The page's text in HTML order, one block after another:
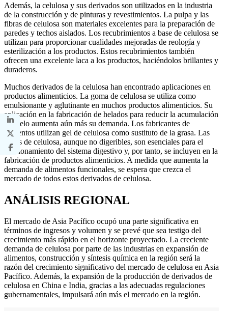
Además, la celulosa y sus derivados son utilizados en la industria
de la construcción y de pinturas y revestimientos. La pulpa y las
fibras de celulosa son materiales excelentes para la preparación de
paredes y techos aislados. Los recubrimientos a base de celulosa se
utilizan para proporcionar cualidades mejoradas de reología y
esterilización a los productos. Estos recubrimientos también
ofrecen una excelente laca a los productos, haciéndolos brillantes y
duraderos.
Muchos derivados de la celulosa han encontrado aplicaciones en
productos alimenticios. La goma de celulosa se utiliza como
emulsionante y aglutinante en muchos productos alimenticios. Su
aplicación en la fabricación de helados para reducir la acumulación
de hielo aumenta aún más su demanda. Los fabricantes de
alimentos utilizan gel de celulosa como sustituto de la grasa. Las
fibras de celulosa, aunque no digeribles, son esenciales para el
funcionamiento del sistema digestivo y, por tanto, se incluyen en la
fabricación de productos alimenticios. A medida que aumenta la
demanda de alimentos funcionales, se espera que crezca el
mercado de todos estos derivados de celulosa.
ANÁLISIS REGIONAL
El mercado de Asia Pacífico ocupó una parte significativa en
términos de ingresos y volumen y se prevé que sea testigo del
crecimiento más rápido en el horizonte proyectado. La creciente
demanda de celulosa por parte de las industrias en expansión de
alimentos, construcción y síntesis química en la región será la
razón del crecimiento significativo del mercado de celulosa en Asia
Pacífico. Además, la expansión de la producción de derivados de
celulosa en China e India, gracias a las adecuadas regulaciones
gubernamentales, impulsará aún más el mercado en la región.